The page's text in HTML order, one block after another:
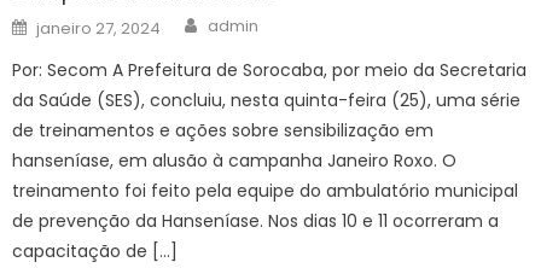
Posted
on
janeiro 27, 2024 Author
admin
Por: Secom A Prefeitura de Sorocaba, por meio da Secretaria
da Saúde (SES), concluiu, nesta quinta-feira (25), uma série
de treinamentos e ações sobre sensibilização em
hanseníase, em alusão à campanha Janeiro Roxo. O
treinamento foi feito pela equipe do ambulatório municipal
de prevenção da Hanseníase. Nos dias 10 e 11 ocorreram a
capacitação de […]